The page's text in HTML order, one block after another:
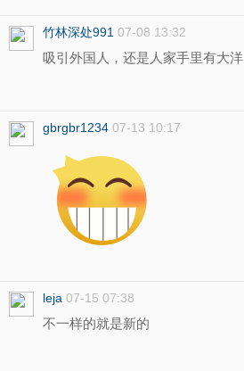
竹林深处991 07-08 13:32
吸引外国人，还是人家手里有大洋
gbrgbr1234 07-13 10:17
leja 07-15 07:38
不一样的就是新的